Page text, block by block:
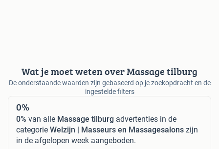
Wat je moet weten over Massage tilburg
De onderstaande waarden zijn gebaseerd op je zoekopdracht en de
ingestelde filters
0%
0% van alle Massage tilburg advertenties in de
categorie Welzijn | Masseurs en Massagesalons zijn
in de afgelopen week aangeboden.